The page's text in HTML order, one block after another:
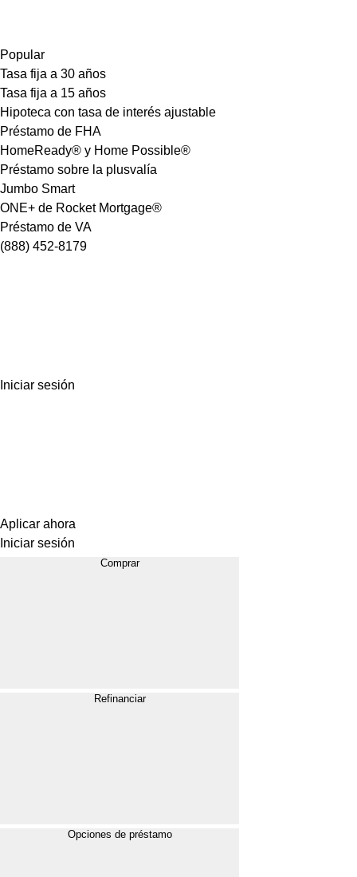
Popular
Tasa fija a 30 años
Tasa fija a 15 años
Hipoteca con tasa de interés ajustable
Préstamo de FHA
HomeReady® y Home Possible®
Préstamo sobre la plusvalía
Jumbo Smart
ONE+ de Rocket Mortgage®
Préstamo de VA
(888) 452-8179
Iniciar sesión
Aplicar ahora
Iniciar sesión
Comprar
Refinanciar
Opciones de préstamo